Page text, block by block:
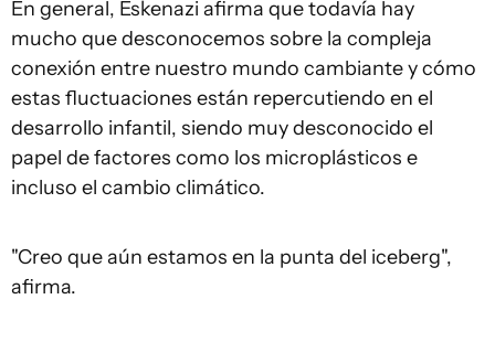
En general, Eskenazi afirma que todavía hay
mucho que desconocemos sobre la compleja
conexión entre nuestro mundo cambiante y cómo
estas fluctuaciones están repercutiendo en el
desarrollo infantil, siendo muy desconocido el
papel de factores como los microplásticos e
incluso el cambio climático.
"Creo que aún estamos en la punta del iceberg",
afirma.